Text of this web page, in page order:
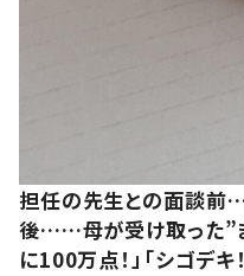
担任の先生との面談前
後……母が受け取った”
に100万点！」「シゴデキ